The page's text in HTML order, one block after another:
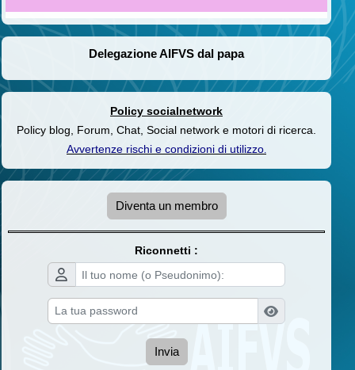
Delegazione AIFVS dal papa
Policy socialnetwork
Policy blog, Forum, Chat, Social network e motori di ricerca.
Avvertenze rischi e condizioni di utilizzo.
Diventa un membro
Riconnetti :
Invia